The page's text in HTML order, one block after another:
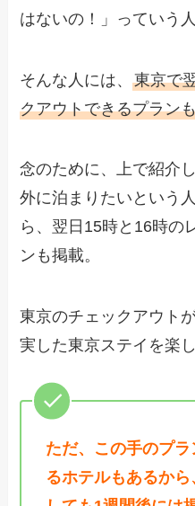
はないの！」っていう
そんな人には、東京で
クアウトできるプラン
念のために、上で紹介
外に泊まりたいという
ら、翌日15時と16時の
ンも掲載。
東京のチェックアウト
実した東京ステイを楽
ただ、この手のプ
るホテルもあるか